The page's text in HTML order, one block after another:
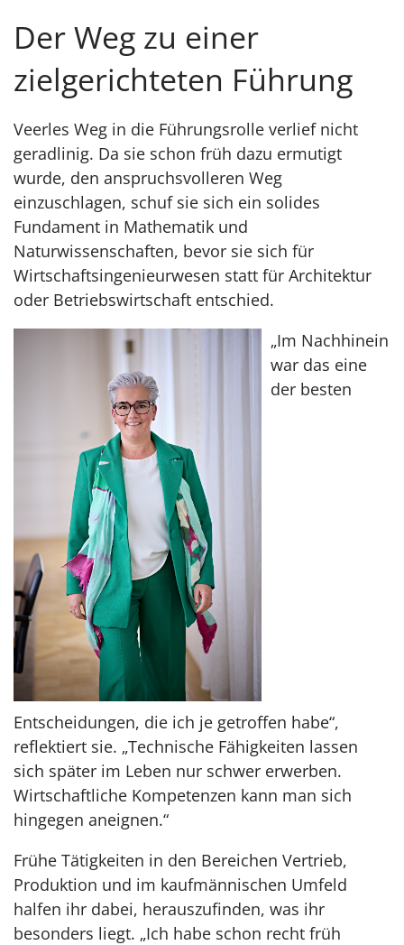
Der Weg zu einer
zielgerichteten Führung
Veerles Weg in die Führungsrolle verlief nicht
geradlinig. Da sie schon früh dazu ermutigt
wurde, den anspruchsvolleren Weg
einzuschlagen, schuf sie sich ein solides
Fundament in Mathematik und
Naturwissenschaften, bevor sie sich für
Wirtschaftsingenieurwesen statt für Architektur
oder Betriebswirtschaft entschied.
„Im Nachhinein
war das eine
der besten
Entscheidungen, die ich je getroffen habe“,
reflektiert sie. „Technische Fähigkeiten lassen
sich später im Leben nur schwer erwerben.
Wirtschaftliche Kompetenzen kann man sich
hingegen aneignen.“
Frühe Tätigkeiten in den Bereichen Vertrieb,
Produktion und im kaufmännischen Umfeld
halfen ihr dabei, herauszufinden, was ihr
besonders liegt. „Ich habe schon recht früh